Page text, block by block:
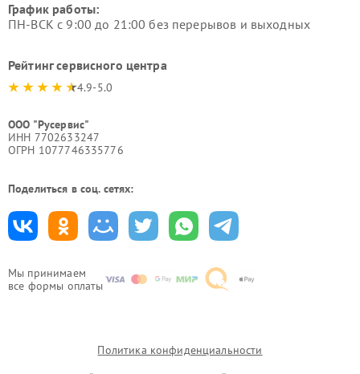
Мы принимаем
все формы оплаты
График работы:
ПН-ВСК с 9:00 до 21:00 без перерывов и выходных
Рейтинг сервисного центра
4.9-5.0
ООО "Русервис"
ИНН 7702633247
ОГРН 1077746335776
Поделиться в соц. сетях:
Политика конфиденциальности